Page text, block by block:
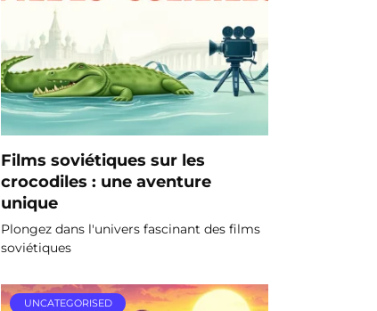
Films soviétiques sur les
crocodiles : une aventure
unique
Plongez dans l'univers fascinant des films
soviétiques
UNCATEGORISED